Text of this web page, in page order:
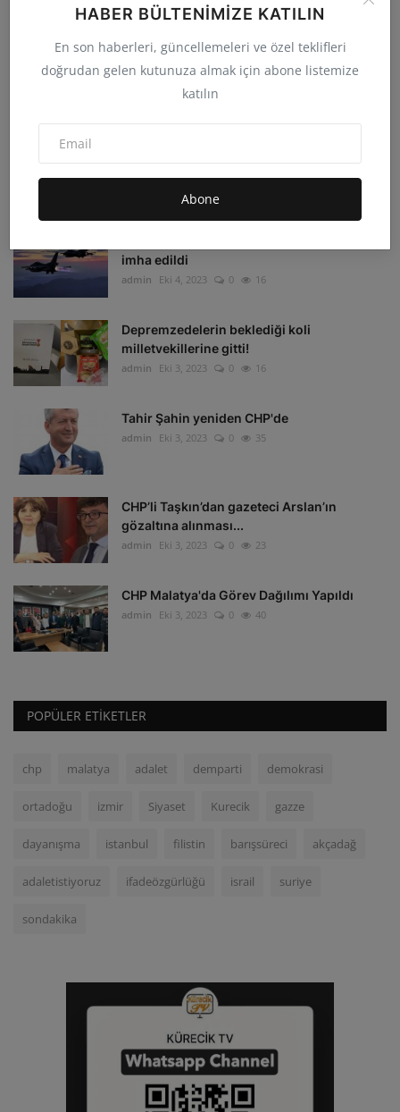
HABER BÜLTENIMIZE KATILIN
En son haberleri, güncellemeleri ve özel teklifleri
doğrudan gelen kutunuza almak için abone listemize
katılın
Abone
Galatasaray deplasmanda Manchester
United'ı 3-2 yenerek...
imha edildi
admin Eki 4, 2023 0 16
Depremzedelerin beklediği koli
milletvekillerine gitti!
admin Eki 3, 2023 0 16
Tahir Şahin yeniden CHP'de
admin Eki 3, 2023 0 35
CHP’li Taşkın’dan gazeteci Arslan’ın
gözaltına alınması...
admin Eki 3, 2023 0 23
CHP Malatya'da Görev Dağılımı Yapıldı
admin Eki 3, 2023 0 40
POPÜLER ETIKETLER
chp malatya adalet demparti demokrasi
ortadoğu izmir Siyaset Kurecik gazze
dayanışma istanbul filistin barışsüreci akçadağ
adaletistiyoruz ifadeözgürlüğü israil suriye
sondakika